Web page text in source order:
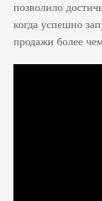
позволило
когда успешно
продажи более